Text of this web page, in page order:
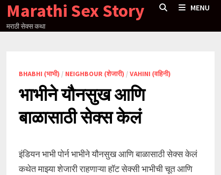
Skip
content
Marathi Sex Story
मराठी सेक्स कथा
MENU
BHABHI (भाभी) / NEIGHBOUR (शेजारी) / VAHINI (वहिनी)
भाभीने यौनसुख आणि
बाळासाठी सेक्स केलं
इंडियन भाभी पोर्न भाभीने यौनसुख आणि बाळासाठी सेक्स केलं
कथेत माझ्या शेजारी राहणाऱ्या हॉट सेक्सी भाभीची चूत आणि